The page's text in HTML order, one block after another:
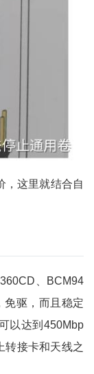
，这里就结合自
、BCM94
免驱，而且稳定
以达到450Mbp
转接卡和天线之